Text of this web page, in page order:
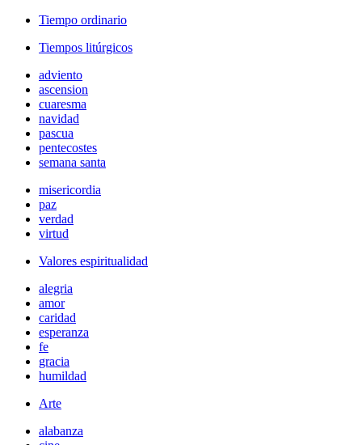
Tiempo ordinario
Tiempos litúrgicos
adviento
ascension
cuaresma
navidad
pascua
pentecostes
semana santa
misericordia
paz
verdad
virtud
Valores espiritualidad
alegria
amor
caridad
esperanza
fe
gracia
humildad
Arte
alabanza